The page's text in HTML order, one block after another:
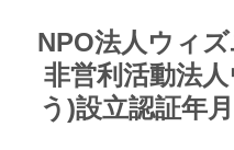
テ
ンNPO法人ウィ
非営利活動法
う)設立認証年